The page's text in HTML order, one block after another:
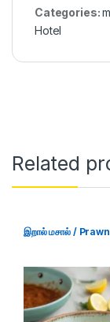
Categories:
Hotel
Related
இறால் மசால் /